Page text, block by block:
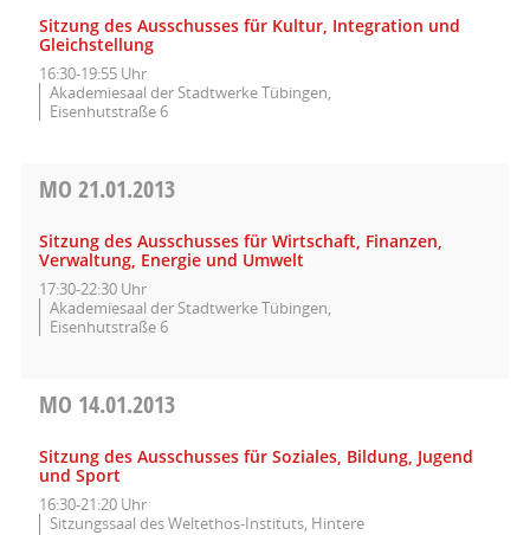
Sitzung des Ausschusses für Kultur, Integration und
Gleichstellung
16:30-19:55 Uhr
Akademiesaal der Stadtwerke Tübingen,
Eisenhutstraße 6
MO 21.01.2013
Sitzung des Ausschusses für Wirtschaft, Finanzen,
Verwaltung, Energie und Umwelt
17:30-22:30 Uhr
Akademiesaal der Stadtwerke Tübingen,
Eisenhutstraße 6
MO 14.01.2013
Sitzung des Ausschusses für Soziales, Bildung, Jugend
und Sport
16:30-21:20 Uhr
Sitzungssaal des Weltethos-Instituts, Hintere